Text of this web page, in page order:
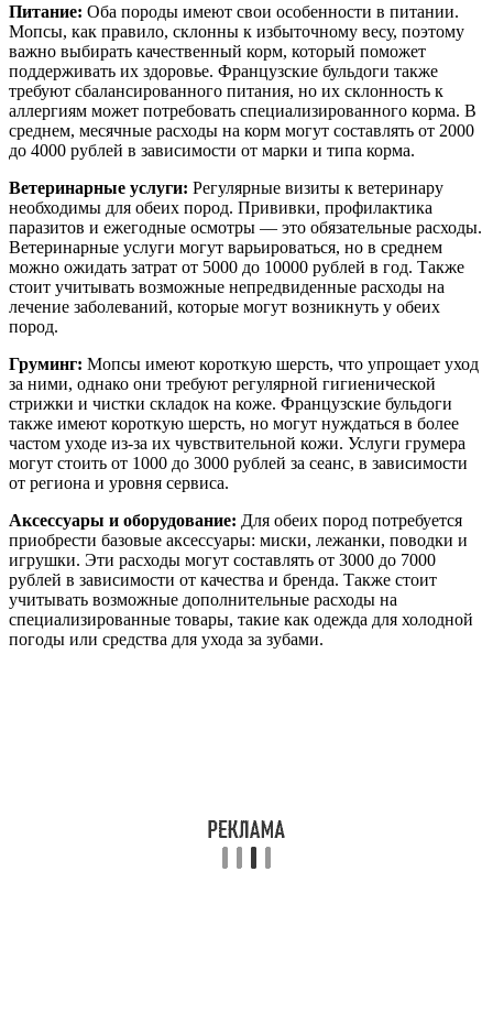
Питание: Оба породы имеют свои особенности в питании.
Мопсы, как правило, склонны к избыточному весу, поэтому
важно выбирать качественный корм, который поможет
поддерживать их здоровье. Французские бульдоги также
требуют сбалансированного питания, но их склонность к
аллергиям может потребовать специализированного корма. В
среднем, месячные расходы на корм могут составлять от 2000
до 4000 рублей в зависимости от марки и типа корма.
Ветеринарные услуги: Регулярные визиты к ветеринару
необходимы для обеих пород. Прививки, профилактика
паразитов и ежегодные осмотры — это обязательные расходы.
Ветеринарные услуги могут варьироваться, но в среднем
можно ожидать затрат от 5000 до 10000 рублей в год. Также
стоит учитывать возможные непредвиденные расходы на
лечение заболеваний, которые могут возникнуть у обеих
пород.
Груминг: Мопсы имеют короткую шерсть, что упрощает уход
за ними, однако они требуют регулярной гигиенической
стрижки и чистки складок на коже. Французские бульдоги
также имеют короткую шерсть, но могут нуждаться в более
частом уходе из-за их чувствительной кожи. Услуги грумера
могут стоить от 1000 до 3000 рублей за сеанс, в зависимости
от региона и уровня сервиса.
Аксессуары и оборудование: Для обеих пород потребуется
приобрести базовые аксессуары: миски, лежанки, поводки и
игрушки. Эти расходы могут составлять от 3000 до 7000
рублей в зависимости от качества и бренда. Также стоит
учитывать возможные дополнительные расходы на
специализированные товары, такие как одежда для холодной
погоды или средства для ухода за зубами.